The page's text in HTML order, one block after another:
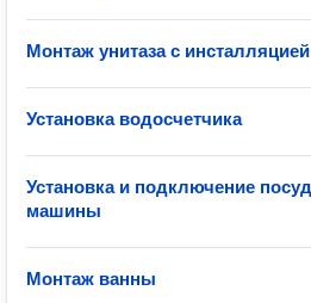
Монтаж унитаза с инсталляцией
Установка водосчетчика
Установка и подключение
машины
Монтаж ванны